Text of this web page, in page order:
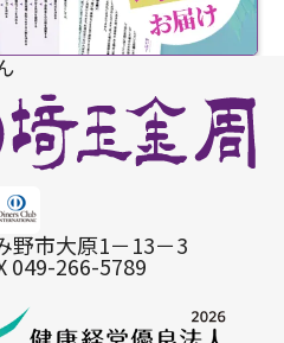
野市大原1－13－3
049-266-5789